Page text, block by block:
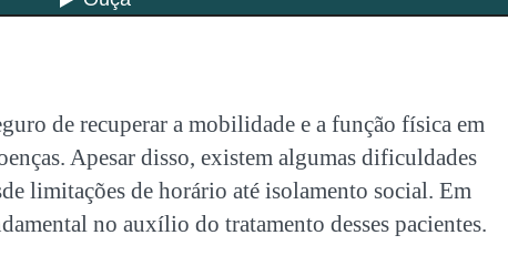
de recuperar a mobilidade e a função física em
Apesar disso, existem algumas dificuldades
limitações de horário até isolamento social. Em
no auxílio do tratamento desses pacientes.